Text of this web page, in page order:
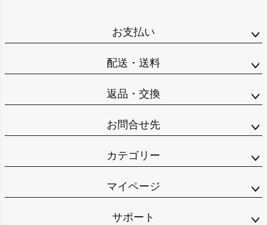
お支払い
配送・送料
返品・交換
お問合せ先
カテゴリー
マイページ
サポート